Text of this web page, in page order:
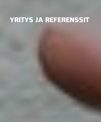
YRITYS JA REFERENSSIT